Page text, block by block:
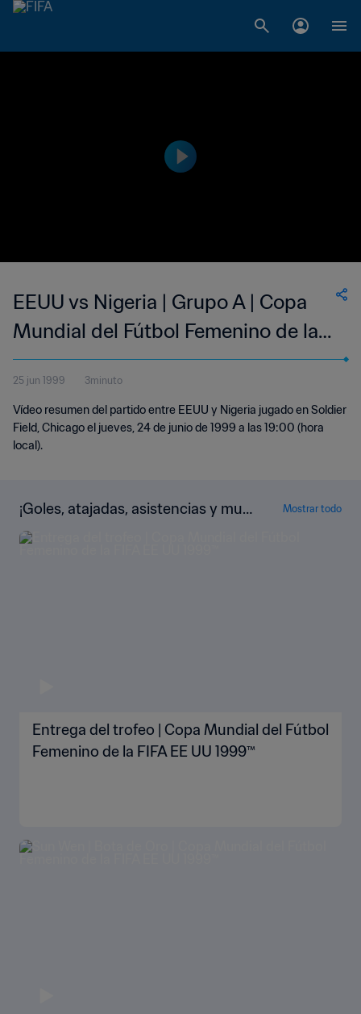
EEUU vs Nigeria | Grupo A | Copa
Mundial del Fútbol Femenino de la
FIFA EE UU 1999™ | Highlights
25 jun 1999 3minuto
Vídeo resumen del partido entre EEUU y Nigeria jugado en Soldier
Field, Chicago el jueves, 24 de junio de 1999 a las 19:00 (hora
local).
¡Goles, atajadas, asistencias y muc
ho más!
Mostrar todo
Entrega del trofeo | Copa Mundial del Fútbol
Femenino de la FIFA EE UU 1999™